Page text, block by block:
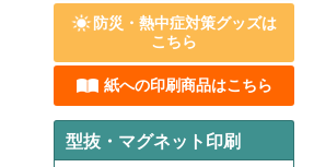
防災・熱中症対策グッズは
こちら
紙への印刷商品はこちら
型抜・マグネット印刷